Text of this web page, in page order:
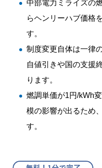
中部電力ミライズの
らヘンリーハブ価格
す。
制度変更自体は一律
自値引きや国の支援
ります。
燃調単価が1円/kWh
模の影響が出るため
す。